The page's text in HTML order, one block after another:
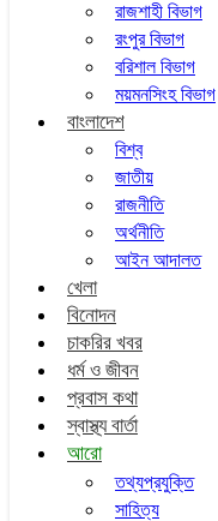
রাজশাহী বিভাগ
রংপুর বিভাগ
বরিশাল বিভাগ
ময়মনসিংহ বিভাগ
বাংলাদেশ
বিশ্ব
জাতীয়
রাজনীতি
অর্থনীতি
আইন আদালত
খেলা
বিনোদন
চাকরির খবর
ধর্ম ও জীবন
প্রবাস কথা
স্বাস্থ্য বার্তা
আরো
তথ্যপ্রযুক্তি
সাহিত্য